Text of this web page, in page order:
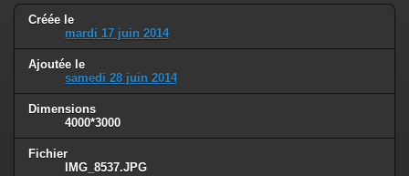
Créée le
mardi 17 juin 2014
Ajoutée le
samedi 28 juin 2014
Dimensions
4000*3000
Fichier
IMG_8537.JPG